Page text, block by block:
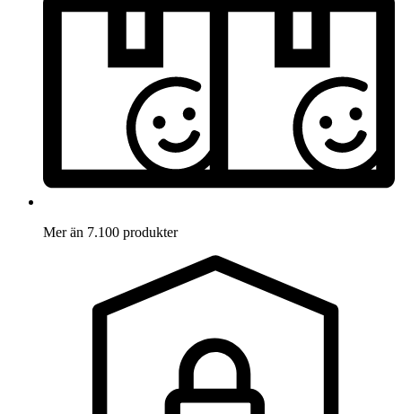
Mer än 7.100 produkter